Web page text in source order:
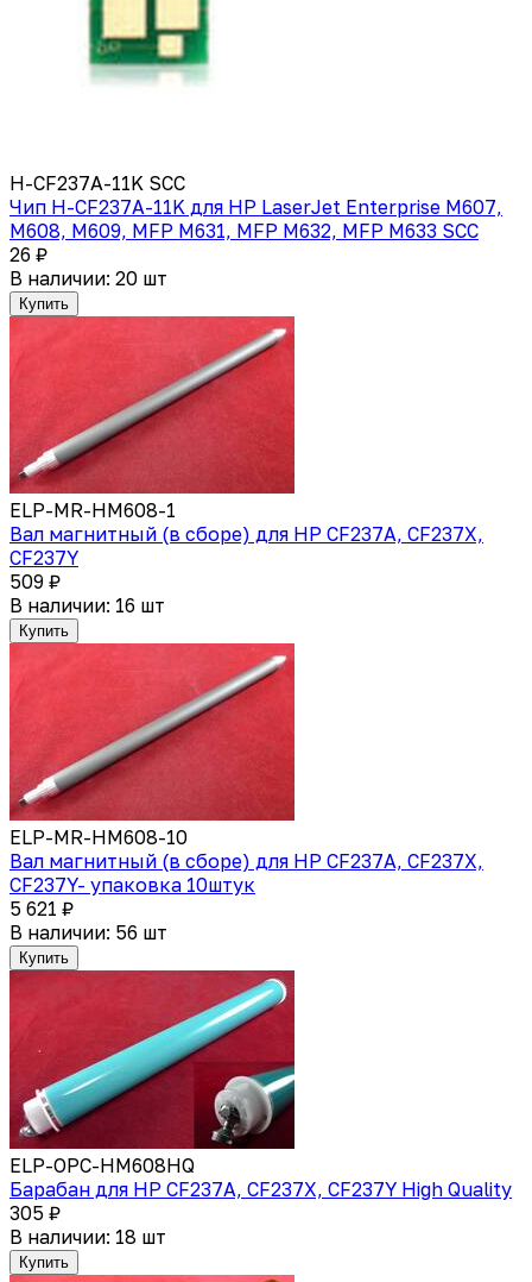
H-CF237A-11K SCC
Чип H-CF237A-11K для HP LaserJet Enterprise M607,
M608, M609, MFP M631, MFP M632, MFP M633 SCC
26 ₽
В наличии: 20 шт
Купить
ELP-MR-HM608-1
Вал магнитный (в сборе) для HP CF237A, CF237X,
CF237Y
509 ₽
В наличии: 16 шт
Купить
ELP-MR-HM608-10
Вал магнитный (в сборе) для HP CF237A, CF237X,
CF237Y- упаковка 10штук
5 621 ₽
В наличии: 56 шт
Купить
ELP-OPC-HM608HQ
Барабан для HP CF237A, CF237X, CF237Y High Quality
305 ₽
В наличии: 18 шт
Купить